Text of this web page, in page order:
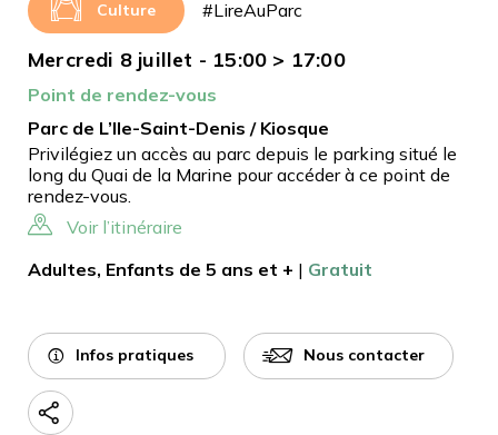
Culture #LireAuParc
Mercredi 8 juillet - 15:00 > 17:00
Point de rendez-vous
Parc de L’Ile-Saint-Denis / Kiosque
Privilégiez un accès au parc depuis le parking situé le
long du Quai de la Marine pour accéder à ce point de
rendez-vous.
Voir l’itinéraire
Adultes, Enfants de 5 ans et + | Gratuit
Infos pratiques Nous contacter